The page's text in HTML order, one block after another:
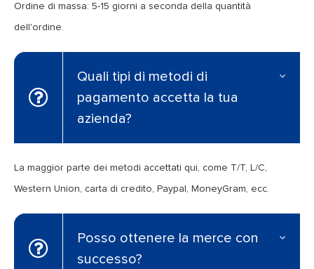
Ordine di massa: 5-15 giorni a seconda della quantità
dell'ordine.
Quali tipi di metodi di
pagamento accetta la tua
azienda?
La maggior parte dei metodi accettati qui, come T/T, L/C,
Western Union, carta di credito, Paypal, MoneyGram, ecc.
Posso ottenere la merce con
successo?